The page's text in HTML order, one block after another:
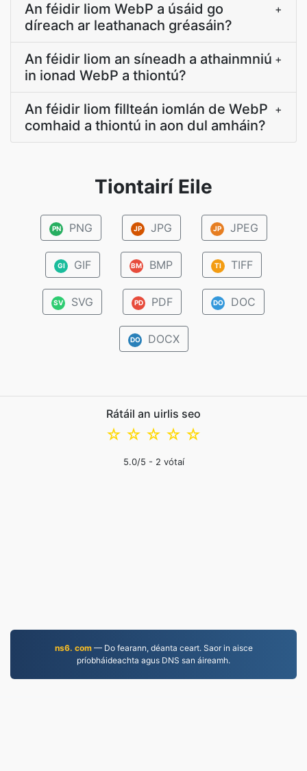
An féidir liom WebP a úsáid go
díreach ar leathanach gréasáin?
+
An féidir liom an síneadh a athainmniú
in ionad WebP a thiontú?
+
An féidir liom fillteán iomlán de WebP
comhaid a thiontú in aon dul amháin?
+
Tiontairí Eile
PN PNG JP JPG JP JPEG
GI GIF BM BMP TI TIFF
SV SVG PD PDF DO DOC
DO DOCX
Rátáil an uirlis seo
☆
☆
☆
☆
☆
5.0/5 - 2 vótaí
ns6. com— Do fearann, déanta ceart. Saor in aisce
príobháideachta agus DNS san áireamh.